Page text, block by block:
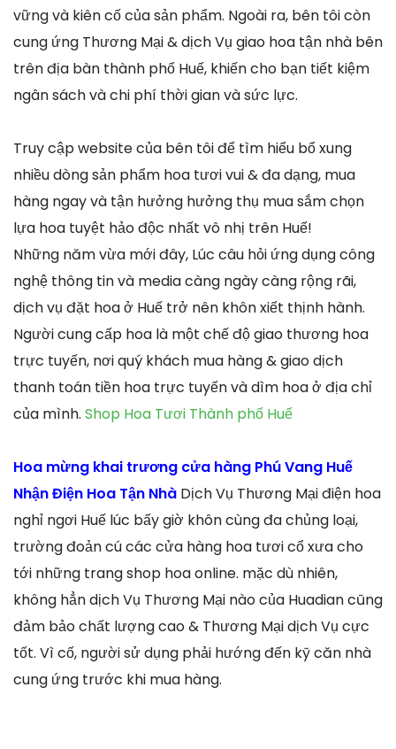
vững và kiên cố của sản phẩm. Ngoài ra, bên tôi còn
cung ứng Thương Mại & dịch Vụ giao hoa tận nhà bên
trên địa bàn thành phố Huế, khiến cho bạn tiết kiệm
ngân sách và chi phí thời gian và sức lực.
Truy cập website của bên tôi để tìm hiểu bổ xung
nhiều dòng sản phẩm hoa tươi vui & đa dạng, mua
hàng ngay và tận hưởng hưởng thụ mua sắm chọn
lựa hoa tuyệt hảo độc nhất vô nhị trên Huế!
Những năm vừa mới đây, Lúc câu hỏi ứng dụng công
nghệ thông tin và media càng ngày càng rộng rãi,
dịch vụ đặt hoa ở Huế trở nên khôn xiết thịnh hành.
Người cung cấp hoa là một chế độ giao thương hoa
trực tuyến, nơi quý khách mua hàng & giao dịch
thanh toán tiền hoa trực tuyến và dìm hoa ở địa chỉ
của mình. Shop Hoa Tươi Thành phố Huế
Hoa mừng khai trương cửa hàng Phú Vang Huế
Nhận Điện Hoa Tận Nhà Dịch Vụ Thương Mại điện hoa
nghỉ ngơi Huế lúc bấy giờ khôn cùng đa chủng loại,
trường đoản cú các cửa hàng hoa tươi cổ xưa cho
tới những trang shop hoa online. mặc dù nhiên,
không hẳn dịch Vụ Thương Mại nào của Huadian cũng
đảm bảo chất lượng cao & Thương Mại dịch Vụ cực
tốt. Vì cố, người sử dụng phải hướng đến kỹ căn nhà
cung ứng trước khi mua hàng.